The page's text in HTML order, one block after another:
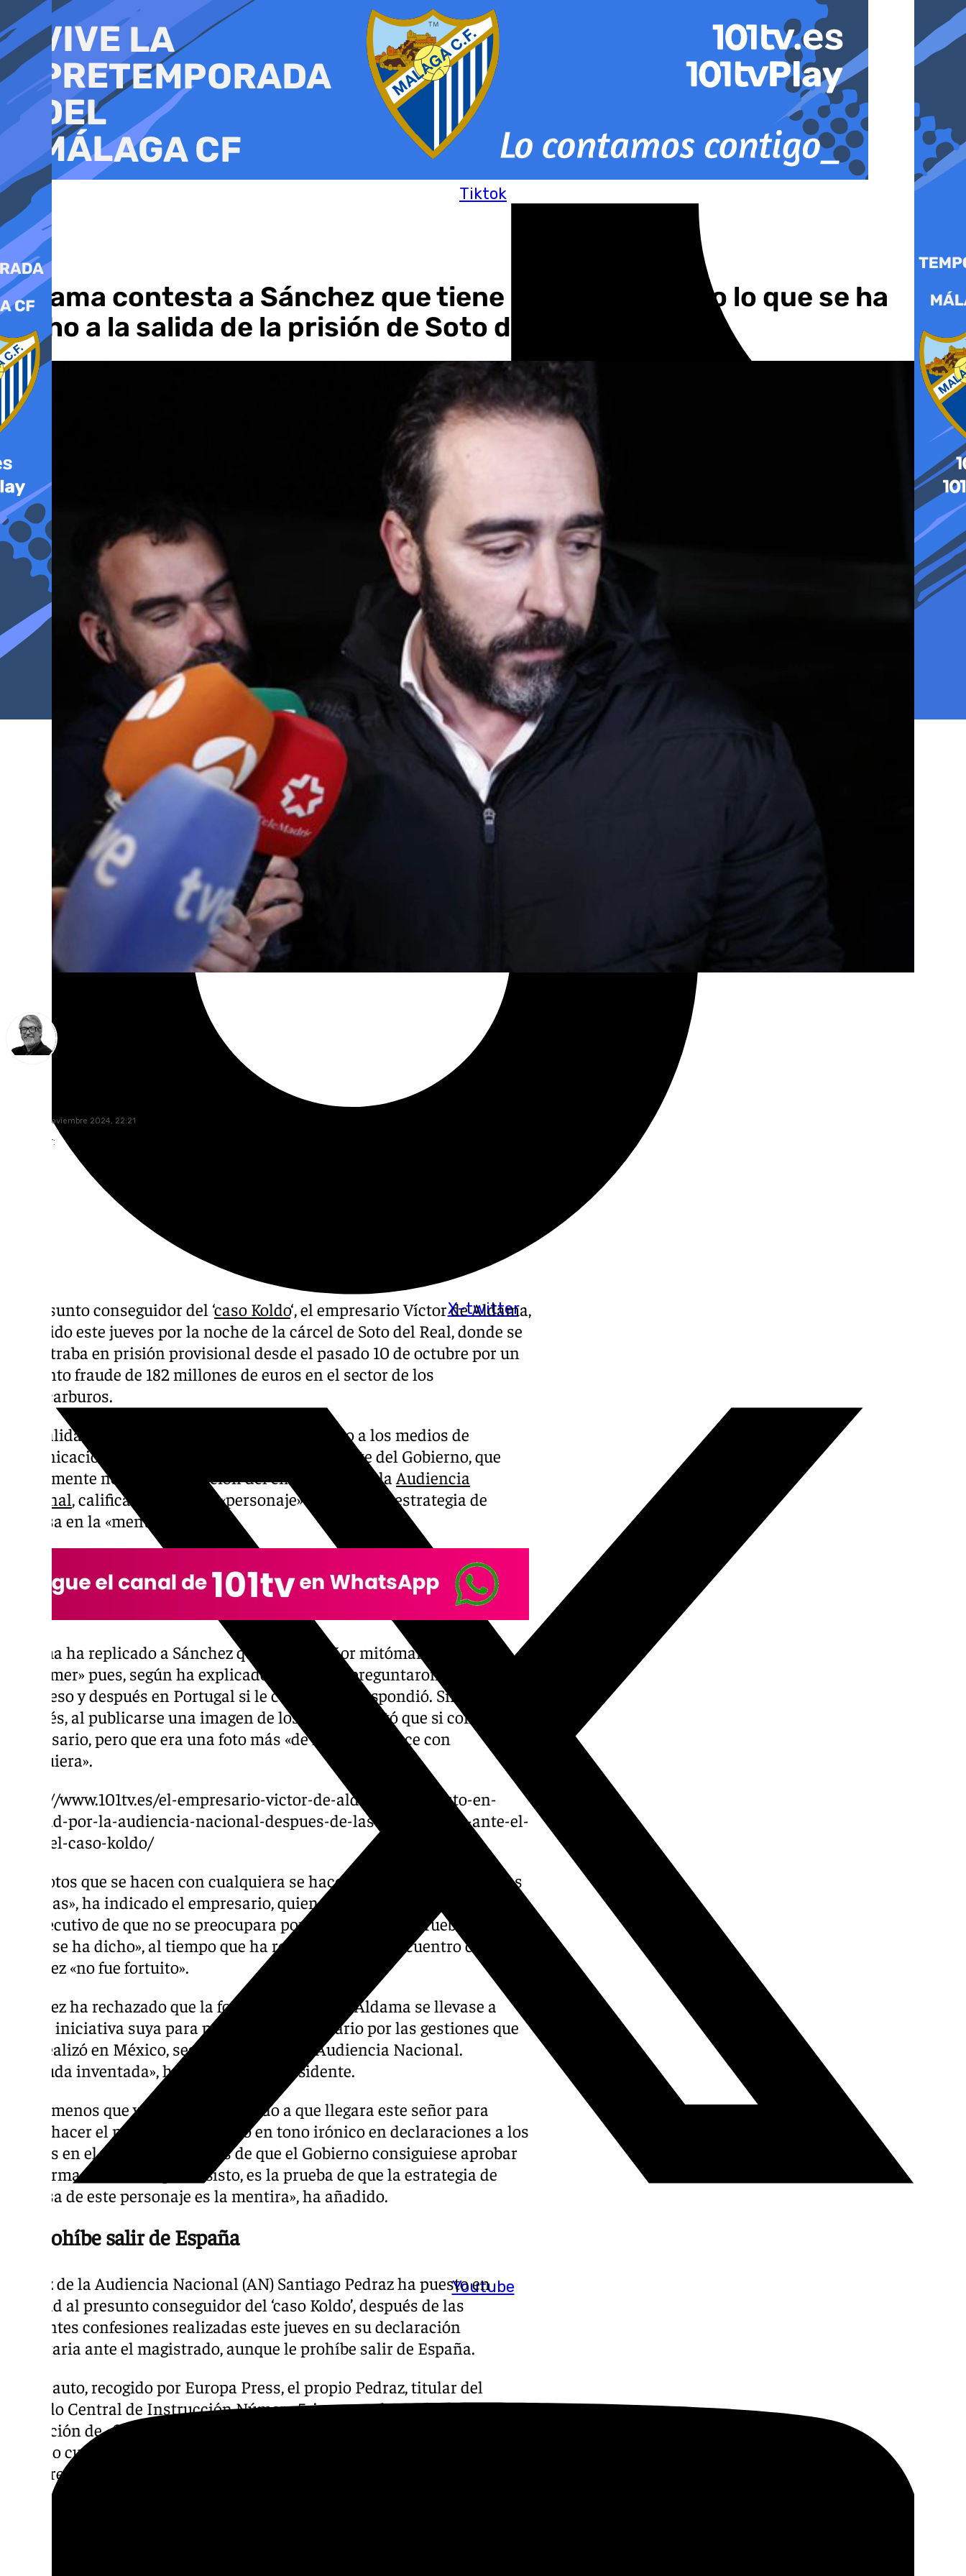
al
contenido
Tiktok
X-twitter
Youtube
Aldama contesta a Sánchez que tiene pruebas de todo lo que se ha
dicho a la salida de la prisión de Soto del Real
jueves, 21 noviembre 2024, 22:21
Compartir:
El presunto conseguidor del ‘caso Koldo‘, el empresario Víctor de Aldama,
ha salido este jueves por la noche de la cárcel de Soto del Real, donde se
encontraba en prisión provisional desde el pasado 10 de octubre por un
presunto fraude de 182 millones de euros en el sector de los
hidrocarburos.
A la salida de prisión, el empresario ha atendido a los medios de
comunicación y ha querido contestar al presidente del Gobierno, que
previamente negó la declaración del empresario en la Audiencia
Nacional, calificándole de un «personaje» que basa su estrategia de
defensa en la «mentira».
Aldama ha replicado a Sánchez que es un «señor mitómano y tiene
alzheimer» pues, según ha explicado, cuando le preguntaron en el
Congreso y después en Portugal si le conocía, no respondió. Sin embargo,
después, al publicarse una imagen de los dos, contestó que si conocía al
empresario, pero que era una foto más «de las que se hace con
cualquiera».
https://www.101tv.es/el-empresario-victor-de-aldama-es-puesto-en-
libertad-por-la-audiencia-nacional-despues-de-las-confesiones-ante-el-
juez-del-caso-koldo/
«Las fotos que se hacen con cualquiera se hacen en la calle, no en zonas
privadas», ha indicado el empresario, quien también ha avisado al jefe
del Ejecutivo de que no se preocupara porque «va a tener pruebas de todo
lo que se ha dicho», al tiempo que ha reiterado que el encuentro con
Sánchez «no fue fortuito».
Sánchez ha rechazado que la foto publicada con Aldama se llevase a
cabo a iniciativa suya para premiar al empresario por las gestiones que
este realizó en México, según declaró en la Audiencia Nacional.
«Menuda inventada», ha apuntado el presidente.
«Poco menos que yo estaba esperando a que llegara este señor para
poder hacer el mitin», ha indicado en tono irónico en declaraciones a los
medios en el Congreso después de que el Gobierno consiguiese aprobar
la reforma fiscal. «Es que, insisto, es la prueba de que la estrategia de
defensa de este personaje es la mentira», ha añadido.
Le prohíbe salir de España
El juez de la Audiencia Nacional (AN) Santiago Pedraz ha puesto en
libertad al presunto conseguidor del ‘caso Koldo’, después de las
diferentes confesiones realizadas este jueves en su declaración
voluntaria ante el magistrado, aunque le prohíbe salir de España.
En un auto, recogido por Europa Press, el propio Pedraz, titular del
Juzgado Central de Instrucción Número 5, impone al empresario la
obligación de «fijar domicilio a efecto de notificaciones, comunicar al
juzgado cualquier cambio del mismo y facilitar un teléfono para estar
siempre localizado».